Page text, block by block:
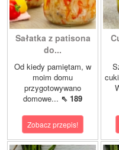
Sałatka z patisona
do...
Od kiedy pamiętam, w
moim domu
przygotowywano
domowe... ⇖ 189
Zobacz przepis!